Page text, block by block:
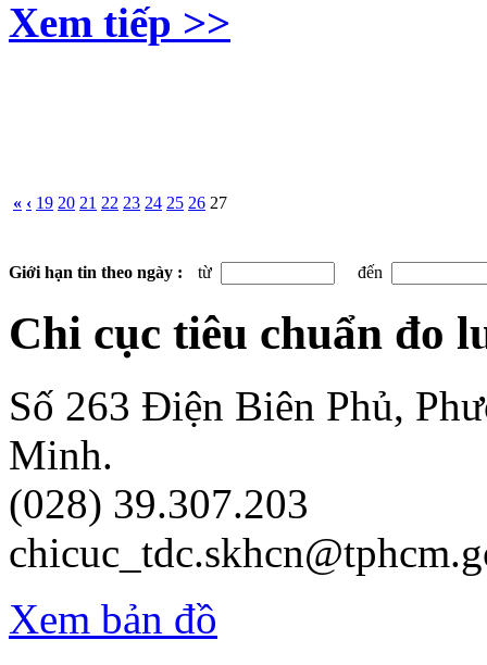
Xem tiếp >>
« ‹ 19 20 21 22 23 24 25 26 27
Giới hạn tin theo ngày : từ đến
Chi cục tiêu chuẩn đo
Số 263 Điện Biên Phủ,
Minh.
(028) 39.307.203
Xem bản đồ